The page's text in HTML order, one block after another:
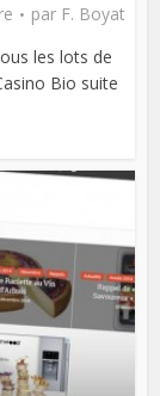
par F. Boyat
les lots de
Bio suite